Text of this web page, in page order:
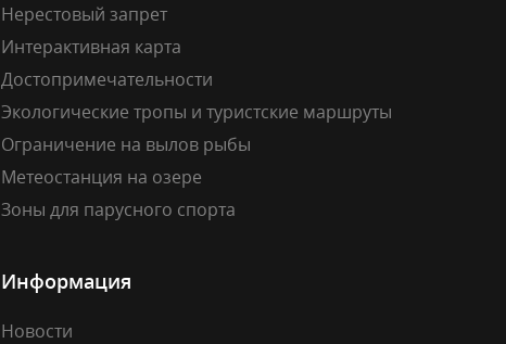
Нерестовый запрет
Интерактивная карта
Достопримечательности
Экологические тропы и туристские маршруты
Ограничение на вылов рыбы
Метеостанция на озере
Зоны для парусного спорта
Информация
Новости